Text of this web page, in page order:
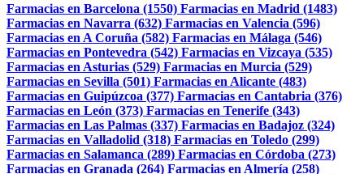
Farmacias en Barcelona (1550) Farmacias en Madrid (1483)
Farmacias en Navarra (632) Farmacias en Valencia (596)
Farmacias en A Coruña (582) Farmacias en Málaga (546)
Farmacias en Pontevedra (542) Farmacias en Vizcaya (535)
Farmacias en Asturias (529) Farmacias en Murcia (529)
Farmacias en Sevilla (501) Farmacias en Alicante (483)
Farmacias en Guipúzcoa (377) Farmacias en Cantabria (376)
Farmacias en León (373) Farmacias en Tenerife (343)
Farmacias en Las Palmas (337) Farmacias en Badajoz (324)
Farmacias en Valladolid (318) Farmacias en Toledo (299)
Farmacias en Salamanca (289) Farmacias en Córdoba (273)
Farmacias en Granada (264) Farmacias en Almería (258)